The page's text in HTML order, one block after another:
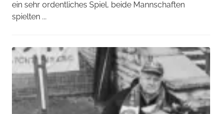
ein sehr ordentliches Spiel, beide Mannschaften
spielten ...